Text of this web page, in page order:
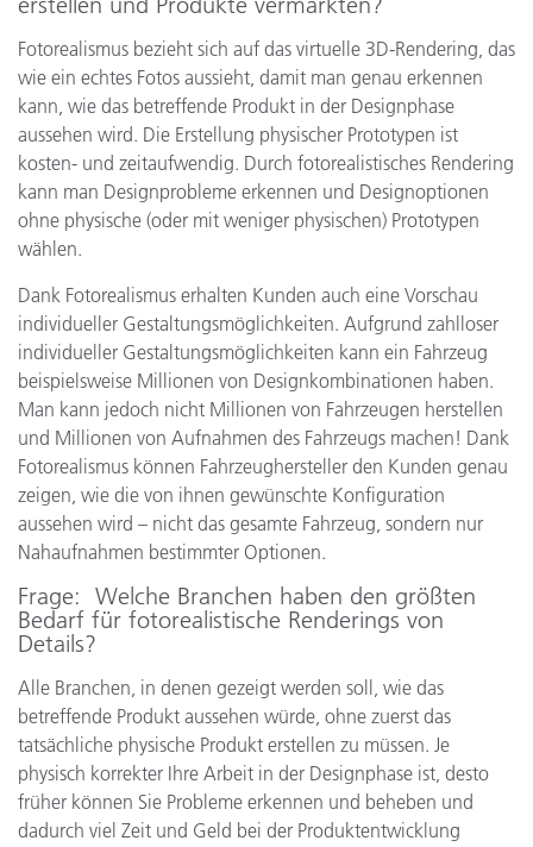
Fotorealismus bezieht sich auf das virtuelle 3D-Rendering, das
wie ein echtes Fotos aussieht, damit man genau erkennen
kann, wie das betreffende Produkt in der Designphase
aussehen wird. Die Erstellung physischer Prototypen ist
kosten- und zeitaufwendig. Durch fotorealistisches Rendering
kann man Designprobleme erkennen und Designoptionen
ohne physische (oder mit weniger physischen) Prototypen
wählen.
Dank Fotorealismus erhalten Kunden auch eine Vorschau
individueller Gestaltungsmöglichkeiten. Aufgrund zahlloser
individueller Gestaltungsmöglichkeiten kann ein Fahrzeug
beispielsweise Millionen von Designkombinationen haben.
Man kann jedoch nicht Millionen von Fahrzeugen herstellen
und Millionen von Aufnahmen des Fahrzeugs machen! Dank
Fotorealismus können Fahrzeughersteller den Kunden genau
zeigen, wie die von ihnen gewünschte Konfiguration
aussehen wird – nicht das gesamte Fahrzeug, sondern nur
Nahaufnahmen bestimmter Optionen.
Frage: Welche Branchen haben den größten
Bedarf für fotorealistische Renderings von
Details?
Alle Branchen, in denen gezeigt werden soll, wie das
betreffende Produkt aussehen würde, ohne zuerst das
tatsächliche physische Produkt erstellen zu müssen. Je
physisch korrekter Ihre Arbeit in der Designphase ist, desto
früher können Sie Probleme erkennen und beheben und
dadurch viel Zeit und Geld bei der Produktentwicklung